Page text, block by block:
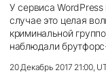
У сервиса
случае это целая
криминальной
наблюдали
20 Декабрь 2017 21:00,